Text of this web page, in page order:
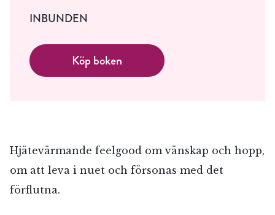
INBUNDEN
Köp boken
Hjätevärmande feelgood om vänskap och hopp,
om att leva i nuet och försonas med det
förflutna.